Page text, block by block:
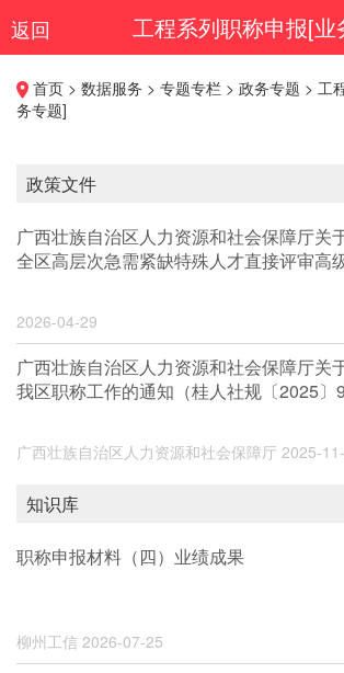
返回 工程系列职称申报[业
首页 > 数据服务 > 专题专栏 > 政务专题 > 工
务专题]
政策文件
广西壮族自治区人力资源和社会保障厅关
全区高层次急需紧缺特殊人才直接评审高
2026-04-29
广西壮族自治区人力资源和社会保障厅关
我区职称工作的通知（桂人社规〔2025〕9
广西壮族自治区人力资源和社会保障厅 2025-
知识库
职称申报材料（四）业绩成果
柳州工信 2026-07-25